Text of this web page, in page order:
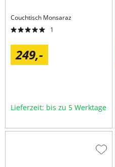
Couchtisch Monsaraz
1
249,-
Lieferzeit: bis zu 5 Werktage
Zur